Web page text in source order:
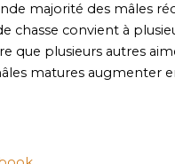
majorité des mâles
chasse convient à
que plusieurs autres
matures augmenter